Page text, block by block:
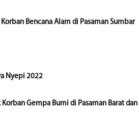
Korban Bencana Alam di Pasaman Sumbar
Nyepi 2022
Gempa Bumi di Pasaman Barat dan